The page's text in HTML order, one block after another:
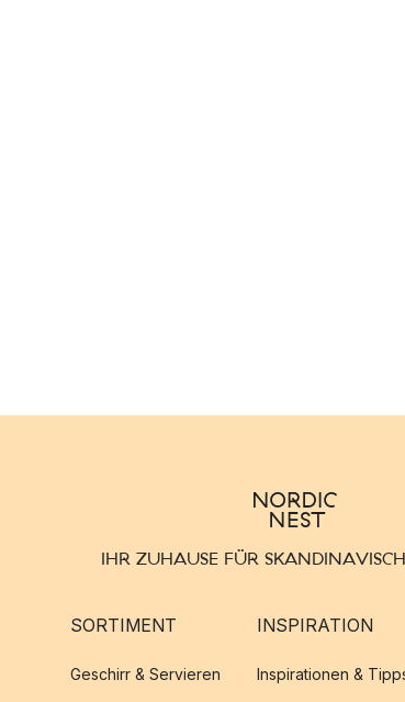
IHR ZUHAUSE FÜR
SORTIMENT
Geschirr & Servieren
INSPIRATION
Inspirationen &